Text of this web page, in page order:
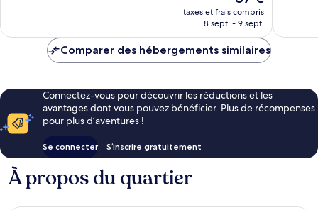
nouveau
prix
de
taxes et frais compris
8 sept. - 9 sept.
Comparer des hébergements similaires
Connectez-vous pour découvrir les réductions et les
avantages dont vous pouvez bénéficier. Plus de récompenses
pour plus d’aventures !
Se connecter S’inscrire gratuitement
À propos du quartier